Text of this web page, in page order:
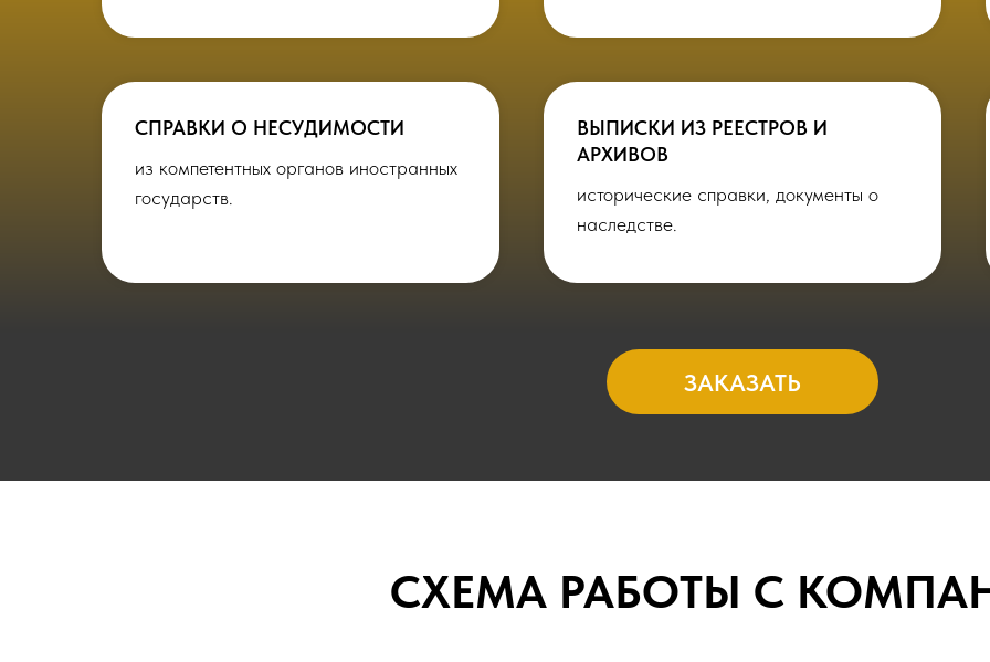
СПРАВКИ О НЕСУДИМОСТИ
из компетентных органов иностранных
государств.
ВЫПИСКИ ИЗ РЕЕСТРОВ И
АРХИВОВ
исторические справки, документы о
наследстве.
ЗАКАЗАТЬ
СХЕМА РАБОТЫ С